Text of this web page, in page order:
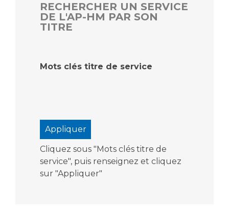
RECHERCHER UN SERVICE
DE L'AP-HM PAR SON
TITRE
Mots clés titre de service
Cliquez sous "Mots clés titre de
service", puis renseignez et cliquez
sur "Appliquer"